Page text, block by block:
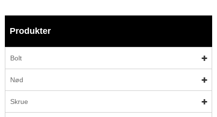
Produkter
Bolt
Nød
Skrue